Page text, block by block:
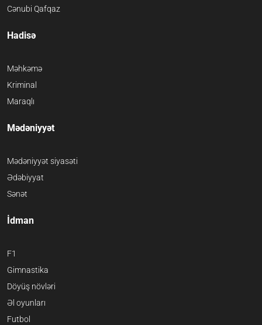
Cənubi Qafqaz
Hadisə
Məhkəmə
Kriminal
Maraqlı
Mədəniyyət
Mədəniyyət siyasəti
Ədəbiyyat
Sənət
İdman
F1
Gimnastika
Döyüş növləri
Əl oyunları
Futbol